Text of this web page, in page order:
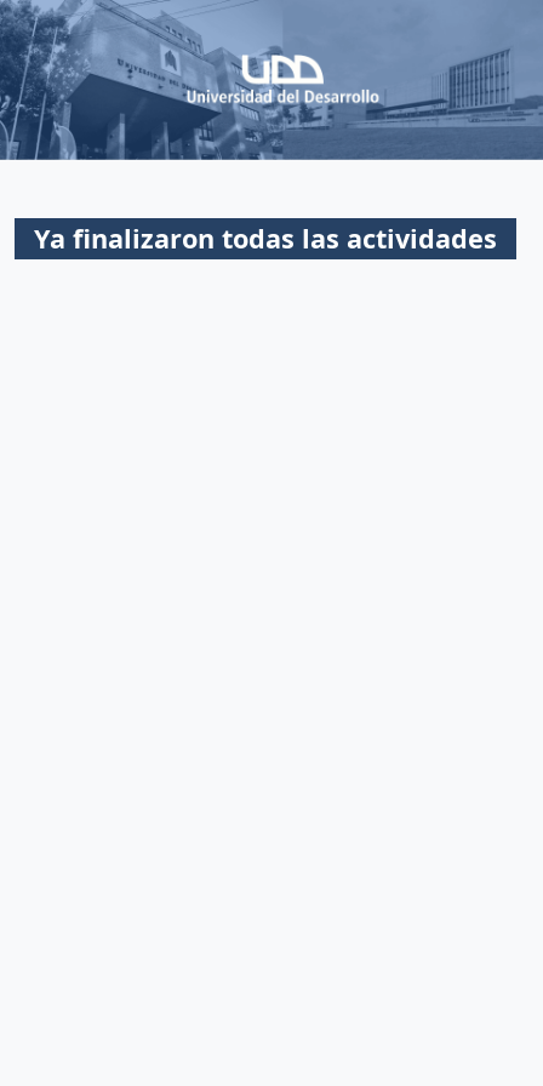
Ya finalizaron todas las actividades